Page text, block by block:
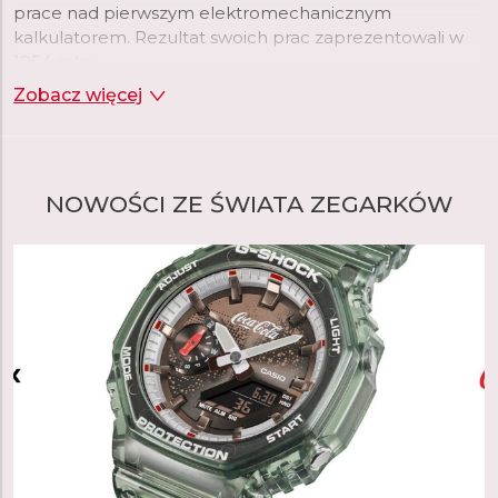
prace nad pierwszym elektromechanicznym
kalkulatorem. Rezultat swoich prac zaprezentowali w
Dwadzieścia lat później, gdy firma rozszerzała swoje
z cyfrowym wyświetlaniem czasu, początkowo
jako okazję do wykorzystania swojej zaawansowanej
technologii układów scalonych opracowanej specjalnie
dla kalkulatorów. W rezultacie pierwszy Casiotron był
również pierwszym zegarkiem z automatycznym
kalendarzem, który prawidłowo ustawiał datę w
krótszych i dłuższych miesiącach. Wkrótce potem
zegarki Casio otrzymały inne zaawansowane funkcje,
takie jak wieczny kalendarz z poprawną funkcją lat
przestępnych, stoper, czas światowy i wiele innych. Ale
innowacje pojawiły się również w innych obszarach: po
Zobacz więcej
NOWOŚCI ZE ŚWIATA ZEGARKÓW